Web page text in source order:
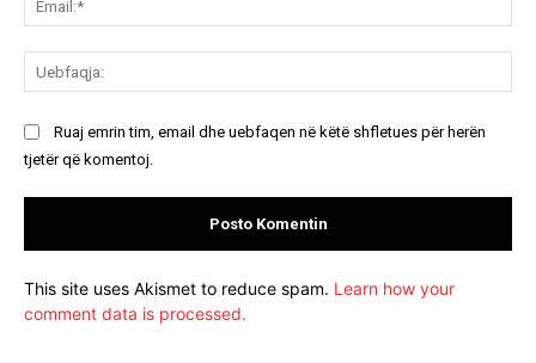
Ruaj emrin tim, email dhe uebfaqen në këtë shfletues për herën
tjetër që komentoj.
This site uses Akismet to reduce spam. Learn how your
comment data is processed.